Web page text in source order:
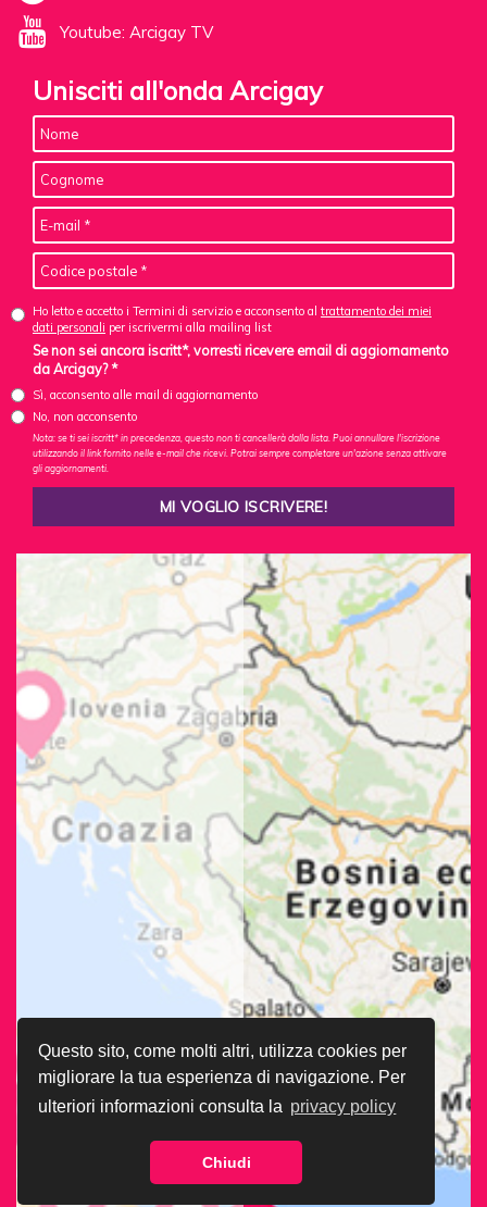
Questo sito, come molti altri, utilizza cookies per
migliorare la tua esperienza di navigazione. Per
ulteriori informazioni consulta la privacy policy
Chiudi
Youtube: Arcigay TV
Unisciti all'onda Arcigay
Ho letto e accetto i Termini di servizio e acconsento al trattamento dei miei
dati personali per iscrivermi alla mailing list
Se non sei ancora iscritt*, vorresti ricevere email di aggiornamento
da Arcigay? *
Sì, acconsento alle mail di aggiornamento
No, non acconsento
Nota: se ti sei iscritt* in precedenza, questo non ti cancellerà dalla lista. Puoi annullare l'iscrizione
utilizzando il link fornito nelle e-mail che ricevi. Potrai sempre completare un'azione senza attivare
gli aggiornamenti.